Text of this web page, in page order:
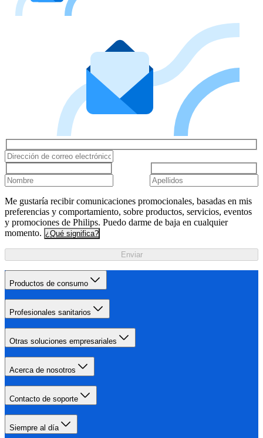
Me gustaría recibir comunicaciones promocionales, basadas en mis
preferencias y comportamiento, sobre productos, servicios, eventos
y promociones de Philips. Puedo darme de baja en cualquier
momento. ¿Qué significa?
Enviar
Productos de consumo
Profesionales sanitarios
Otras soluciones empresariales
Acerca de nosotros
Contacto de soporte
Siempre al día